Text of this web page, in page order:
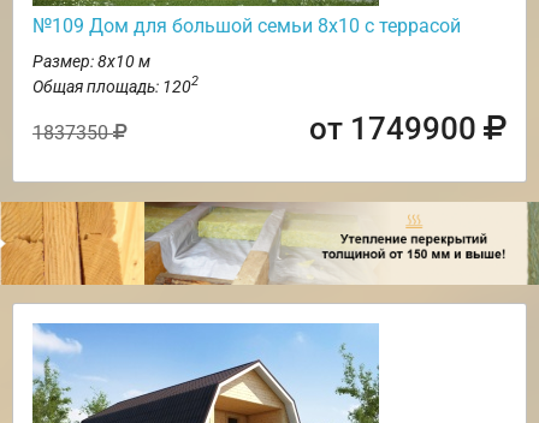
№109 Дом для большой семьи 8х10 с террасой
Размер: 8х10 м
Общая площадь: 1202
1837350 от 1749900